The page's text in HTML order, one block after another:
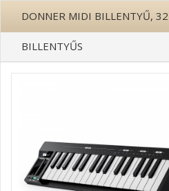
DONNER MIDI BILLENTYŰ, 32
BILLENTYŰS